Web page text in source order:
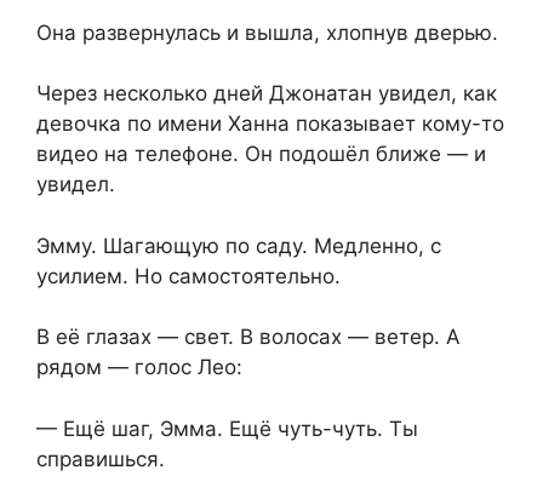
Она развернулась и вышла, хлопнув дверью.
Через несколько дней Джонатан увидел, как
девочка по имени Ханна показывает кому-то
видео на телефоне. Он подошёл ближе — и
увидел.
Эмму. Шагающую по саду. Медленно, с
усилием. Но самостоятельно.
В её глазах — свет. В волосах — ветер. А
рядом — голос Лео:
— Ещё шаг, Эмма. Ещё чуть-чуть. Ты
справишься.